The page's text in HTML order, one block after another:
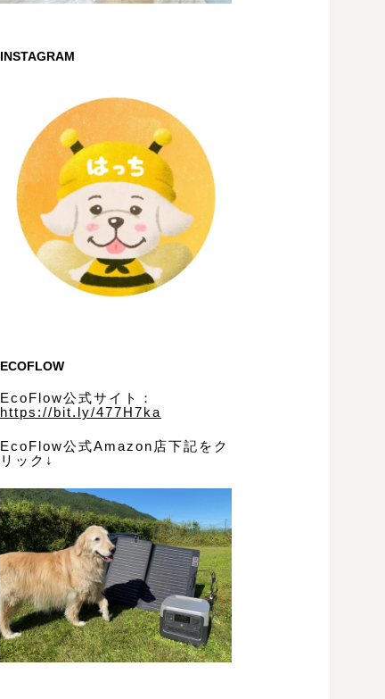
INSTAGRAM
ECOFLOW
EcoFlow公式サイト：
https://bit.ly/477H7ka
EcoFlow公式Amazon店下記をク
リック↓